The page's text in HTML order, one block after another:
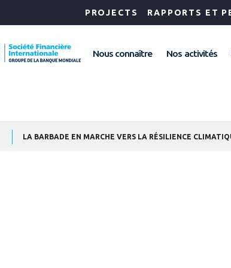
PROJECTS RAPPORTS ET
Nous connaître Nos activités
LA BARBADE EN MARCHE VERS LA RÉSILIENCE